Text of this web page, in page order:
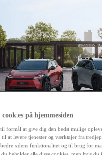
mest populære i juli
på hjemmesiden
formål at give dig den bedst mulige
til at levere tjenester og værktøjer fra
sidens funktionalitet og til brug for